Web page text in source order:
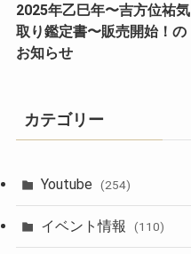
2025年乙巳年〜吉方位祐気
取り鑑定書〜販売開始！の
お知らせ
カテゴリー
Youtube (254)
イベント情報 (110)